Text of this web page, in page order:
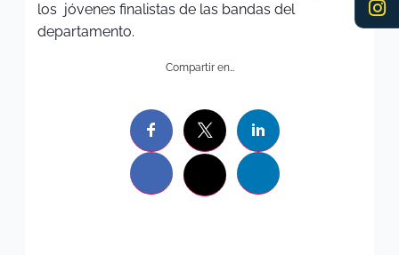
los jóvenes finalistas de las bandas del
departamento.
Compartir en…